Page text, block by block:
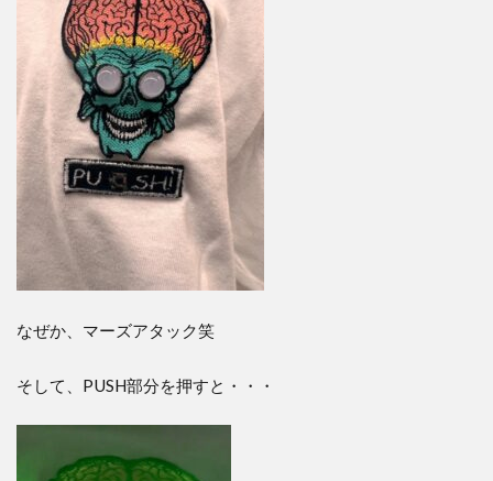
なぜか、マーズアタック笑
そして、PUSH部分を押すと・・・